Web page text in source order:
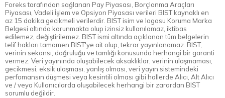
Foreks tarafından sağlanan Pay Piyasası, Borçlanma Araçları
Piyasası, Vadeli İşlem ve Opsiyon Piyasası verileri BIST kaynaklı en
az 15 dakika gecikmeli verilerdir. BIST isim ve logosu Koruma Marka
Belgesi altında korunmakta olup izinsiz kullanılamaz, iktibas
edilemez, değiştirilemez. BIST ismi altında açıklanan tüm belgelerin
telif hakları tamamen BIST'ye ait olup, tekrar yayınlanamaz. BIST,
verinin sekansı, doğruluğu ve tamlığı konusunda herhangi bir garanti
vermez. Veri yayınında oluşabilecek aksaklıklar, verinin ulaşmaması,
gecikmesi, eksik ulaşması, yanlış olması, veri yayın sistemindeki
perfomansın düşmesi veya kesintili olması gibi hallerde Alıcı, Alt Alıcı
ve / veya Kullanıcılarda oluşabilecek herhangi bir zarardan BIST
sorumlu değildir.